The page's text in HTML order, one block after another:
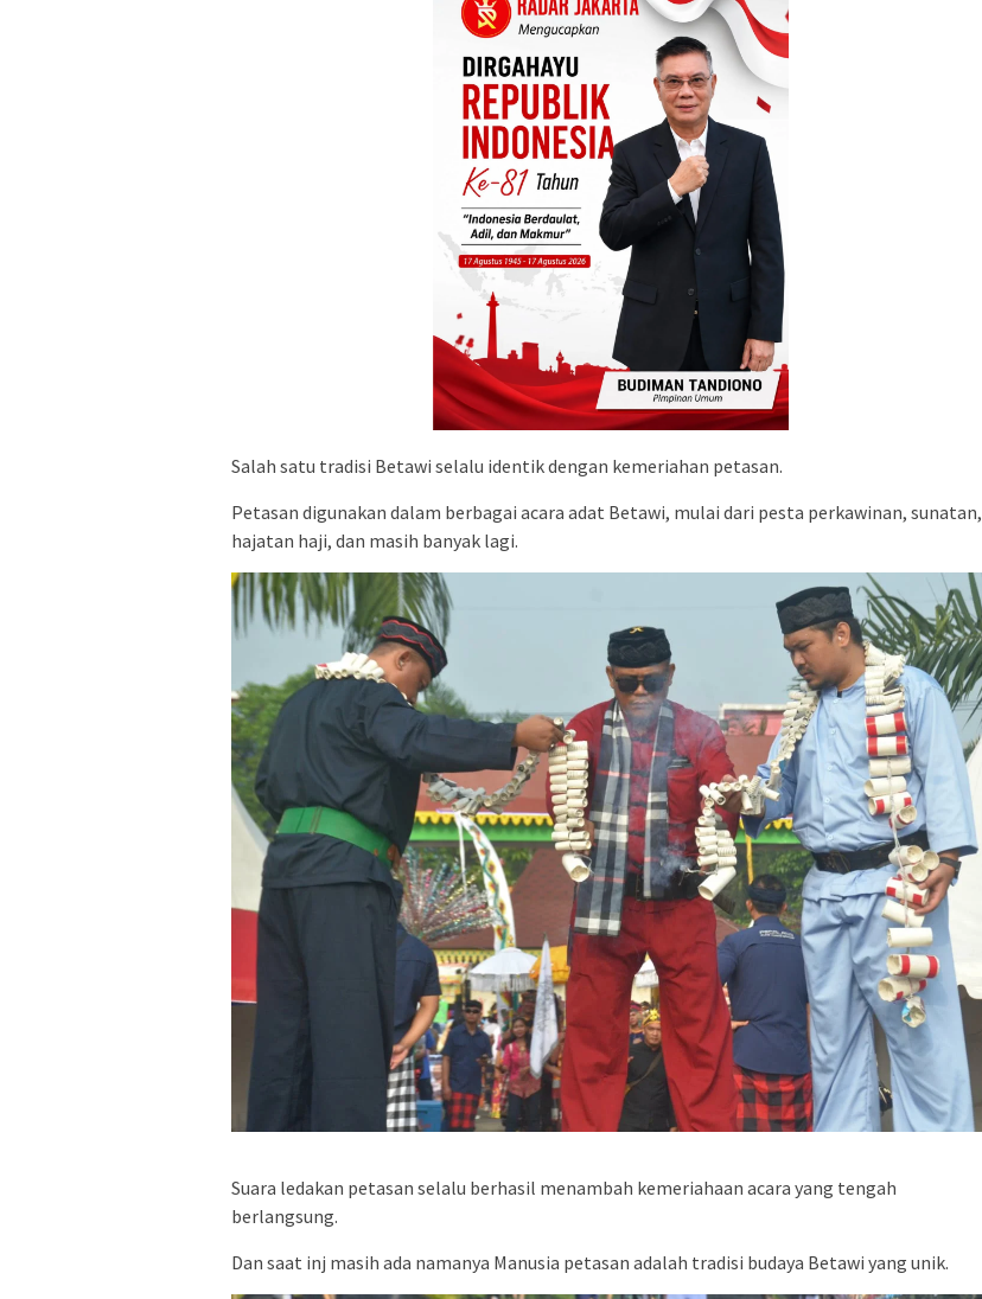
Salah satu tradisi Betawi selalu identik dengan kemeriahan petasan.
Petasan digunakan dalam berbagai acara adat Betawi, mulai dari pesta perkawinan, sunatan,
hajatan haji, dan masih banyak lagi.
Suara ledakan petasan selalu berhasil menambah kemeriahaan acara yang tengah
berlangsung.
Dan saat inj masih ada namanya Manusia petasan adalah tradisi budaya Betawi yang unik.